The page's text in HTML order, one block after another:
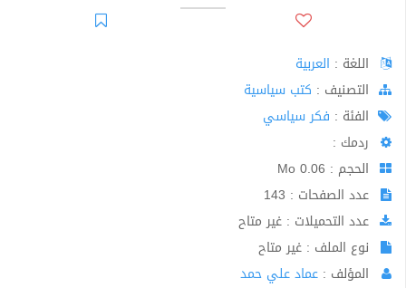
اللغة : العربية
اﻟﺘﺼﻨﻴﻒ : كتب سياسية
الفئة : فكر سياسي
ردمك :
الحجم : 0.06 Mo
عدد الصفحات : 143
عدد التحميلات : غير متاح
نوع الملف : غير متاح
المؤلف : عماد علي حمد